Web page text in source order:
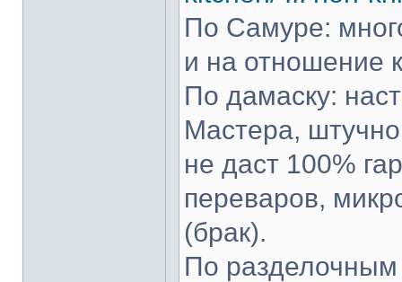
По Самуре:
и на отношение
По дамаску:
Мастера,
не даст 100%
переваров,
(брак).
По разделочным